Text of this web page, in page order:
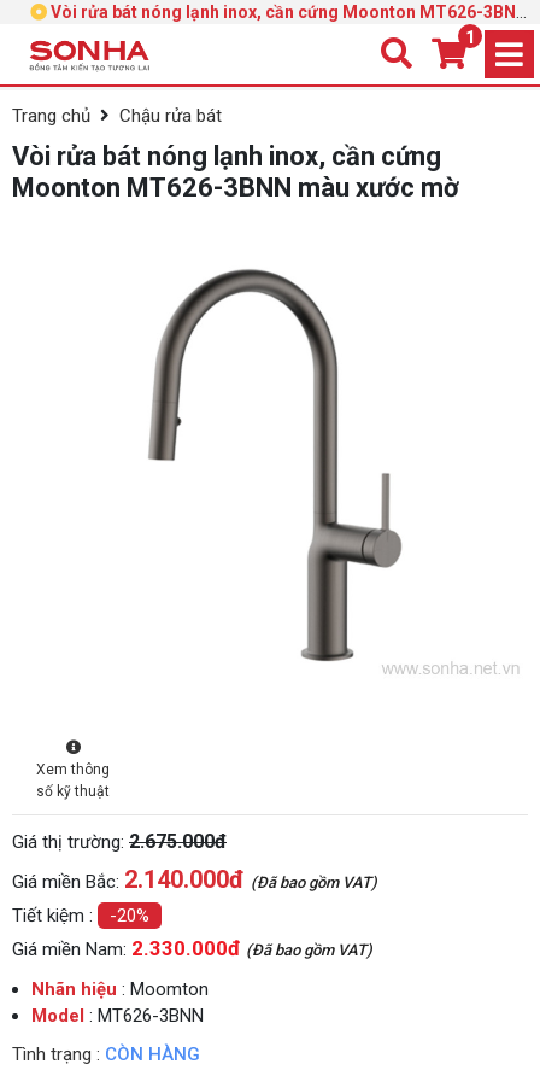
Vòi rửa bát nóng lạnh inox, cần cứng Moonton MT626-3BNN
màu xước mờ
1
Trang chủ Chậu rửa bát
Vòi rửa bát nóng lạnh inox, cần cứng
Moonton MT626-3BNN màu xước mờ
Xem thông
số kỹ thuật
Giá thị trường: 2.675.000đ
Giá miền Bắc: 2.140.000đ (Đã bao gồm VAT)
Tiết kiệm :
-20%
Giá miền Nam: 2.330.000đ (Đã bao gồm VAT)
Nhãn hiệu : Moomton
Model : MT626-3BNN
Tình trạng : CÒN HÀNG